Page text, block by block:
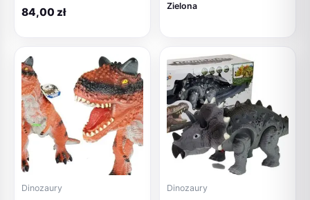
84,00 zł
Zielona
Dinozaury
Dinozaury